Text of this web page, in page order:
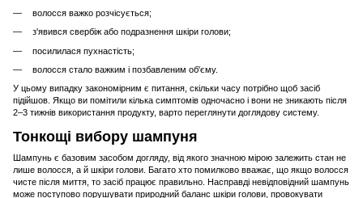
волосся важко розчісується;
з'явився свербіж або подразнення шкіри голови;
посилилася пухнастість;
волосся стало важким і позбавленим об'єму.
У цьому випадку закономірним є питання, скільки часу потрібно щоб засіб
підійшов. Якщо ви помітили кілька симптомів одночасно і вони не зникають після
2–3 тижнів використання продукту, варто переглянути доглядову систему.
Тонкощі вибору шампуня
Шампунь є базовим засобом догляду, від якого значною мірою залежить стан не
лише волосся, а й шкіри голови. Багато хто помилково вважає, що якщо волосся
чисте після миття, то засіб працює правильно. Насправді невідповідний шампунь
може поступово порушувати природний баланс шкіри голови, провокувати